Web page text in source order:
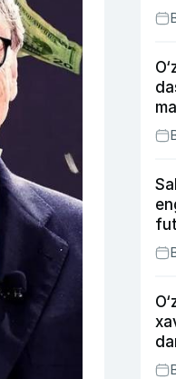
va